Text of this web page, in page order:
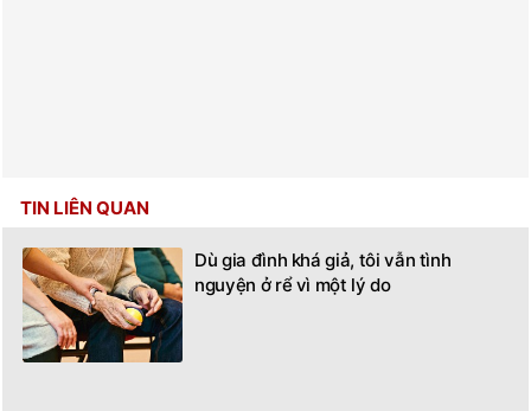
TIN LIÊN QUAN
Dù gia đình khá giả, tôi vẫn tình
nguyện ở rể vì một lý do